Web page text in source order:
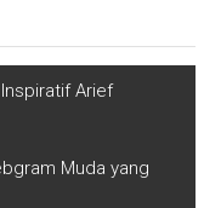
Arief
Muda yang